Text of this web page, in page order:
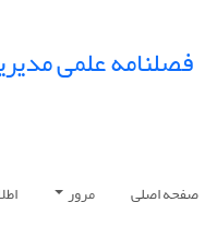
فصلنامه علمی
صفحه اصلی مرور